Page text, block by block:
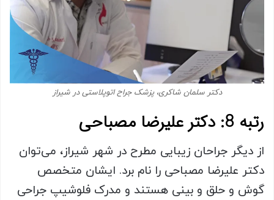
دکتر سلمان شاکری، پزشک جراح اتوپلاستی در شیراز
رتبه 8: دکتر علیرضا مصباحی
از دیگر جراحان زیبایی مطرح در شهر شیراز، می‌توان
دکتر علیرضا مصباحی را نام برد. ایشان متخصص
گوش و حلق و بینی هستند و مدرک فلوشیپ جراحی